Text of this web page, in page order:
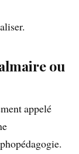
ou
appelé